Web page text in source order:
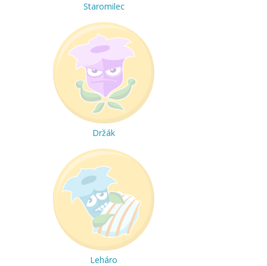
Staromilec
Držák
Leháro